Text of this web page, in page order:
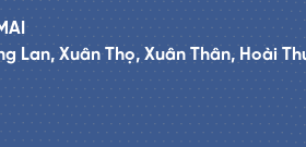
Lan, Xuân Thọ, Xuân Thân, Hoài